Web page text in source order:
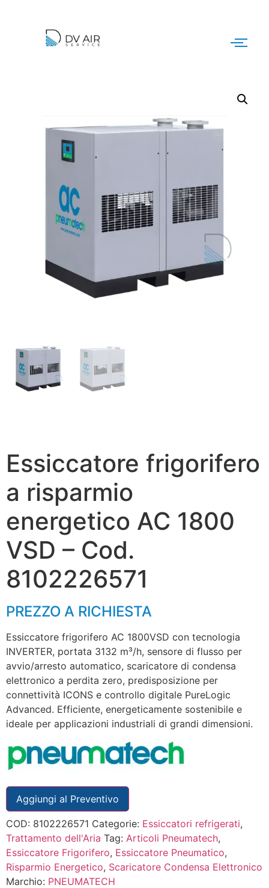
Essiccatore frigorifero
a risparmio
energetico AC 1800
VSD – Cod.
8102226571
PREZZO A RICHIESTA
Essiccatore frigorifero AC 1800VSD con tecnologia
INVERTER, portata 3132 m³/h, sensore di flusso per
avvio/arresto automatico, scaricatore di condensa
elettronico a perdita zero, predisposizione per
connettività ICONS e controllo digitale PureLogic
Advanced. Efficiente, energeticamente sostenibile e
ideale per applicazioni industriali di grandi dimensioni.
Aggiungi al Preventivo
COD: 8102226571 Categorie: Essiccatori refrigerati,
Trattamento dell'Aria Tag: Articoli Pneumatech,
Essiccatore Frigorifero, Essiccatore Pneumatico,
Risparmio Energetico, Scaricatore Condensa Elettronico
Marchio: PNEUMATECH